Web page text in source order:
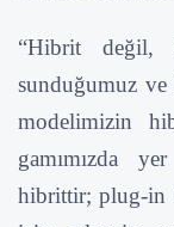
“Hibrit değil,
sunduğumuz ve
modelimizin
gamımızda
hibrittir; plug-in